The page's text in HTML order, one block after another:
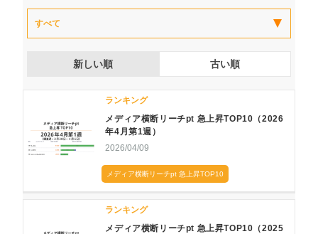
新しい順 古い順
ランキング
メディア横断リーチpt 急上昇TOP10（2026
年4月第1週）
2026/04/09
メディア横断リーチpt 急上昇TOP10
ランキング
メディア横断リーチpt 急上昇TOP10（2025